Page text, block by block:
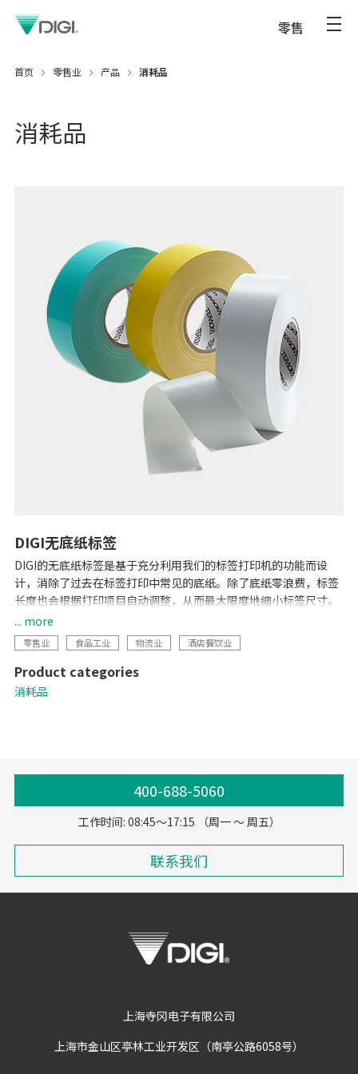
零售
首页 零售业 产品 消耗品
消耗品
DIGI无底纸标签
DIGI的无底纸标签是基于充分利用我们的标签打印机的功能而设
计，消除了过去在标签打印中常见的底纸。除了底纸零浪费，标签
长度也会根据打印项目自动调整，从而最大限度地缩小标签尺寸。
因此，无底纸标签减少了底纸废弃物对环境的影响，使贴标更经
济、更高效。
... more
零售业 食品工业 物流业 酒店餐饮业
Product categories
消耗品
400-688-5060
工作时间: 08:45～17:15 （周一 ～ 周五）
联系我们
上海寺冈电子有限公司
上海市金山区亭林工业开发区（南亭公路6058号）